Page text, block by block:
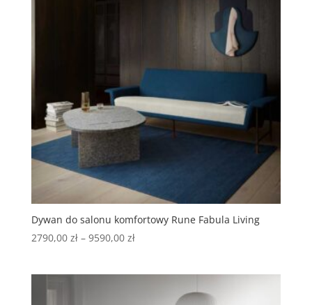
Dywan do salonu komfortowy Rune Fabula Living
2790,00 zł– 9590,00 zł